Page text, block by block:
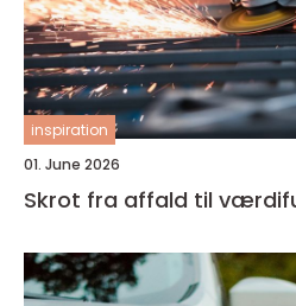
inspiration
01. June 2026
Skrot fra affald til